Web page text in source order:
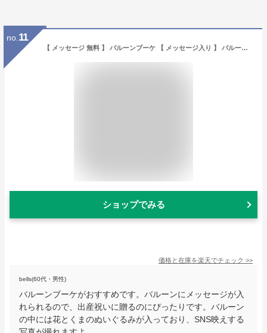
no. 11
【 メッセージ 無料 】 バルーンブーケ 【 メッセージ入り 】 バルーンフラワー バルーン フラワーギフト 歓送迎 卒園 卒業 卒業祝い 入学 入園 入学祝い 誕生日 記念日 出産祝い 結婚祝い 結婚式 電報 くま ぬいぐるみ テディベア 母 父 娘 息子 彼氏 彼女 プレゼント
ショップでみる
価格と在庫を楽天でチェック >>
bells(60代・男性)
バルーンブーケがおすすめです。バルーンにメッセージが入
れられるので、出産祝いに贈るのにぴったりです。バルーン
の中には花とくまのぬいぐるみが入っており、SNS映えする